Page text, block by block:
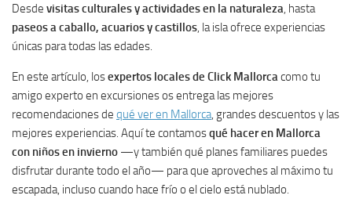
Desde visitas culturales y actividades en la naturaleza , hasta
paseos a caballo, acuarios y castillos , la isla ofrece experiencias
únicas para todas las edades.
En este artículo, losexpertos locales de Click Mallorca como tu
amigo experto en excursiones os entrega las mejores
recomendaciones de qué ver en Mallorca , grandes descuentos y las
mejores experiencias. Aquí te contamosqué hacer en Mallorca
con niños en invierno —y también qué planes familiares puedes
disfrutar durante todo el año— para que aproveches al máximo tu
escapada, incluso cuando hace frío o el cielo está nublado.